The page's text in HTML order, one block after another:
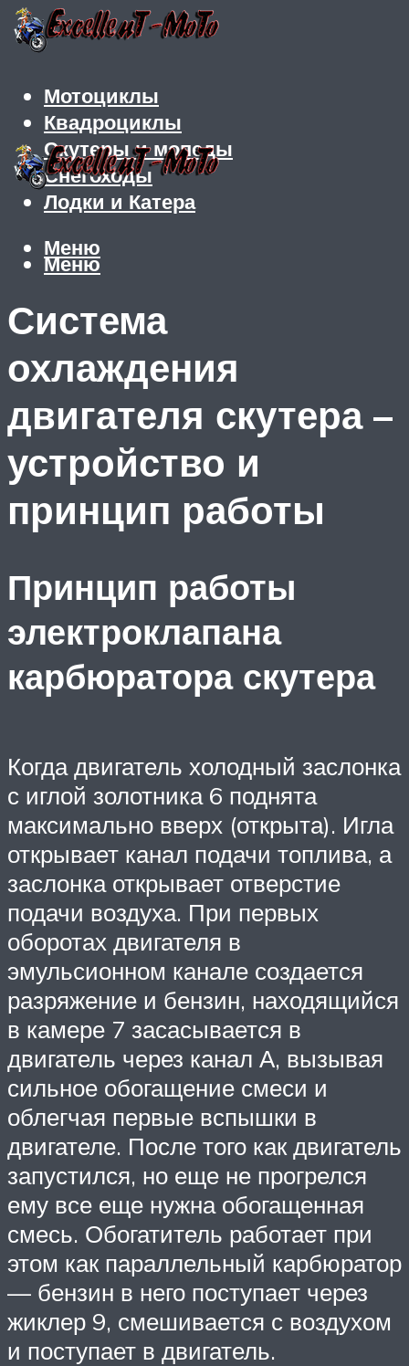
Мотоциклы
Квадроциклы
Скутеры и мопеды
Снегоходы
Лодки и Катера
Меню
Меню
Система
охлаждения
двигателя скутера –
устройство и
принцип работы
Принцип работы
электроклапана
карбюратора скутера
Когда двигатель холодный заслонка
с иглой золотника 6 поднята
максимально вверх (открыта). Игла
открывает канал подачи топлива, а
заслонка открывает отверстие
подачи воздуха. При первых
оборотах двигателя в
эмульсионном канале создается
разряжение и бензин, находящийся
в камере 7 засасывается в
двигатель через канал А, вызывая
сильное обогащение смеси и
облегчая первые вспышки в
двигателе. После того как двигатель
запустился, но еще не прогрелся
ему все еще нужна обогащенная
смесь. Обогатитель работает при
этом как параллельный карбюратор
— бензин в него поступает через
жиклер 9, смешивается с воздухом
и поступает в двигатель.